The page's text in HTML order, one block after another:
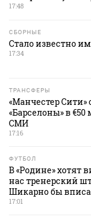
17:48
СБОРНЫЕ
Стало известно
17:34
ТРАНСФЕРЫ
«Манчестер
«Барселоны» в
СМИ
17:16
ФУТБОЛ
В «Родине» хотят
нас тренерский
Шикарно бы
17:01